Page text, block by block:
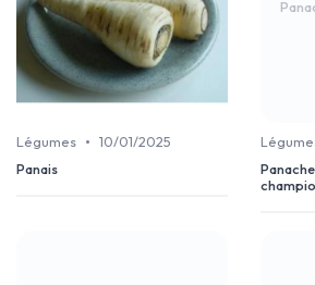
Légumes • 10/01/2025
Panais